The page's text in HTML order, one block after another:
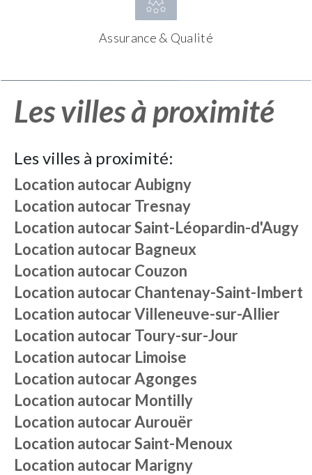
Assurance & Qualité
Les villes à proximité
Les villes à proximité:
Location autocarAubigny
Location autocarTresnay
Location autocarSaint-Léopardin-d'Augy
Location autocar Bagneux
Location autocarCouzon
Location autocarChantenay-Saint-Imbert
Location autocarVilleneuve-sur-Allier
Location autocarToury-sur-Jour
Location autocar Limoise
Location autocarAgonges
Location autocar Montilly
Location autocarAurouër
Location autocarSaint-Menoux
Location autocar Marigny